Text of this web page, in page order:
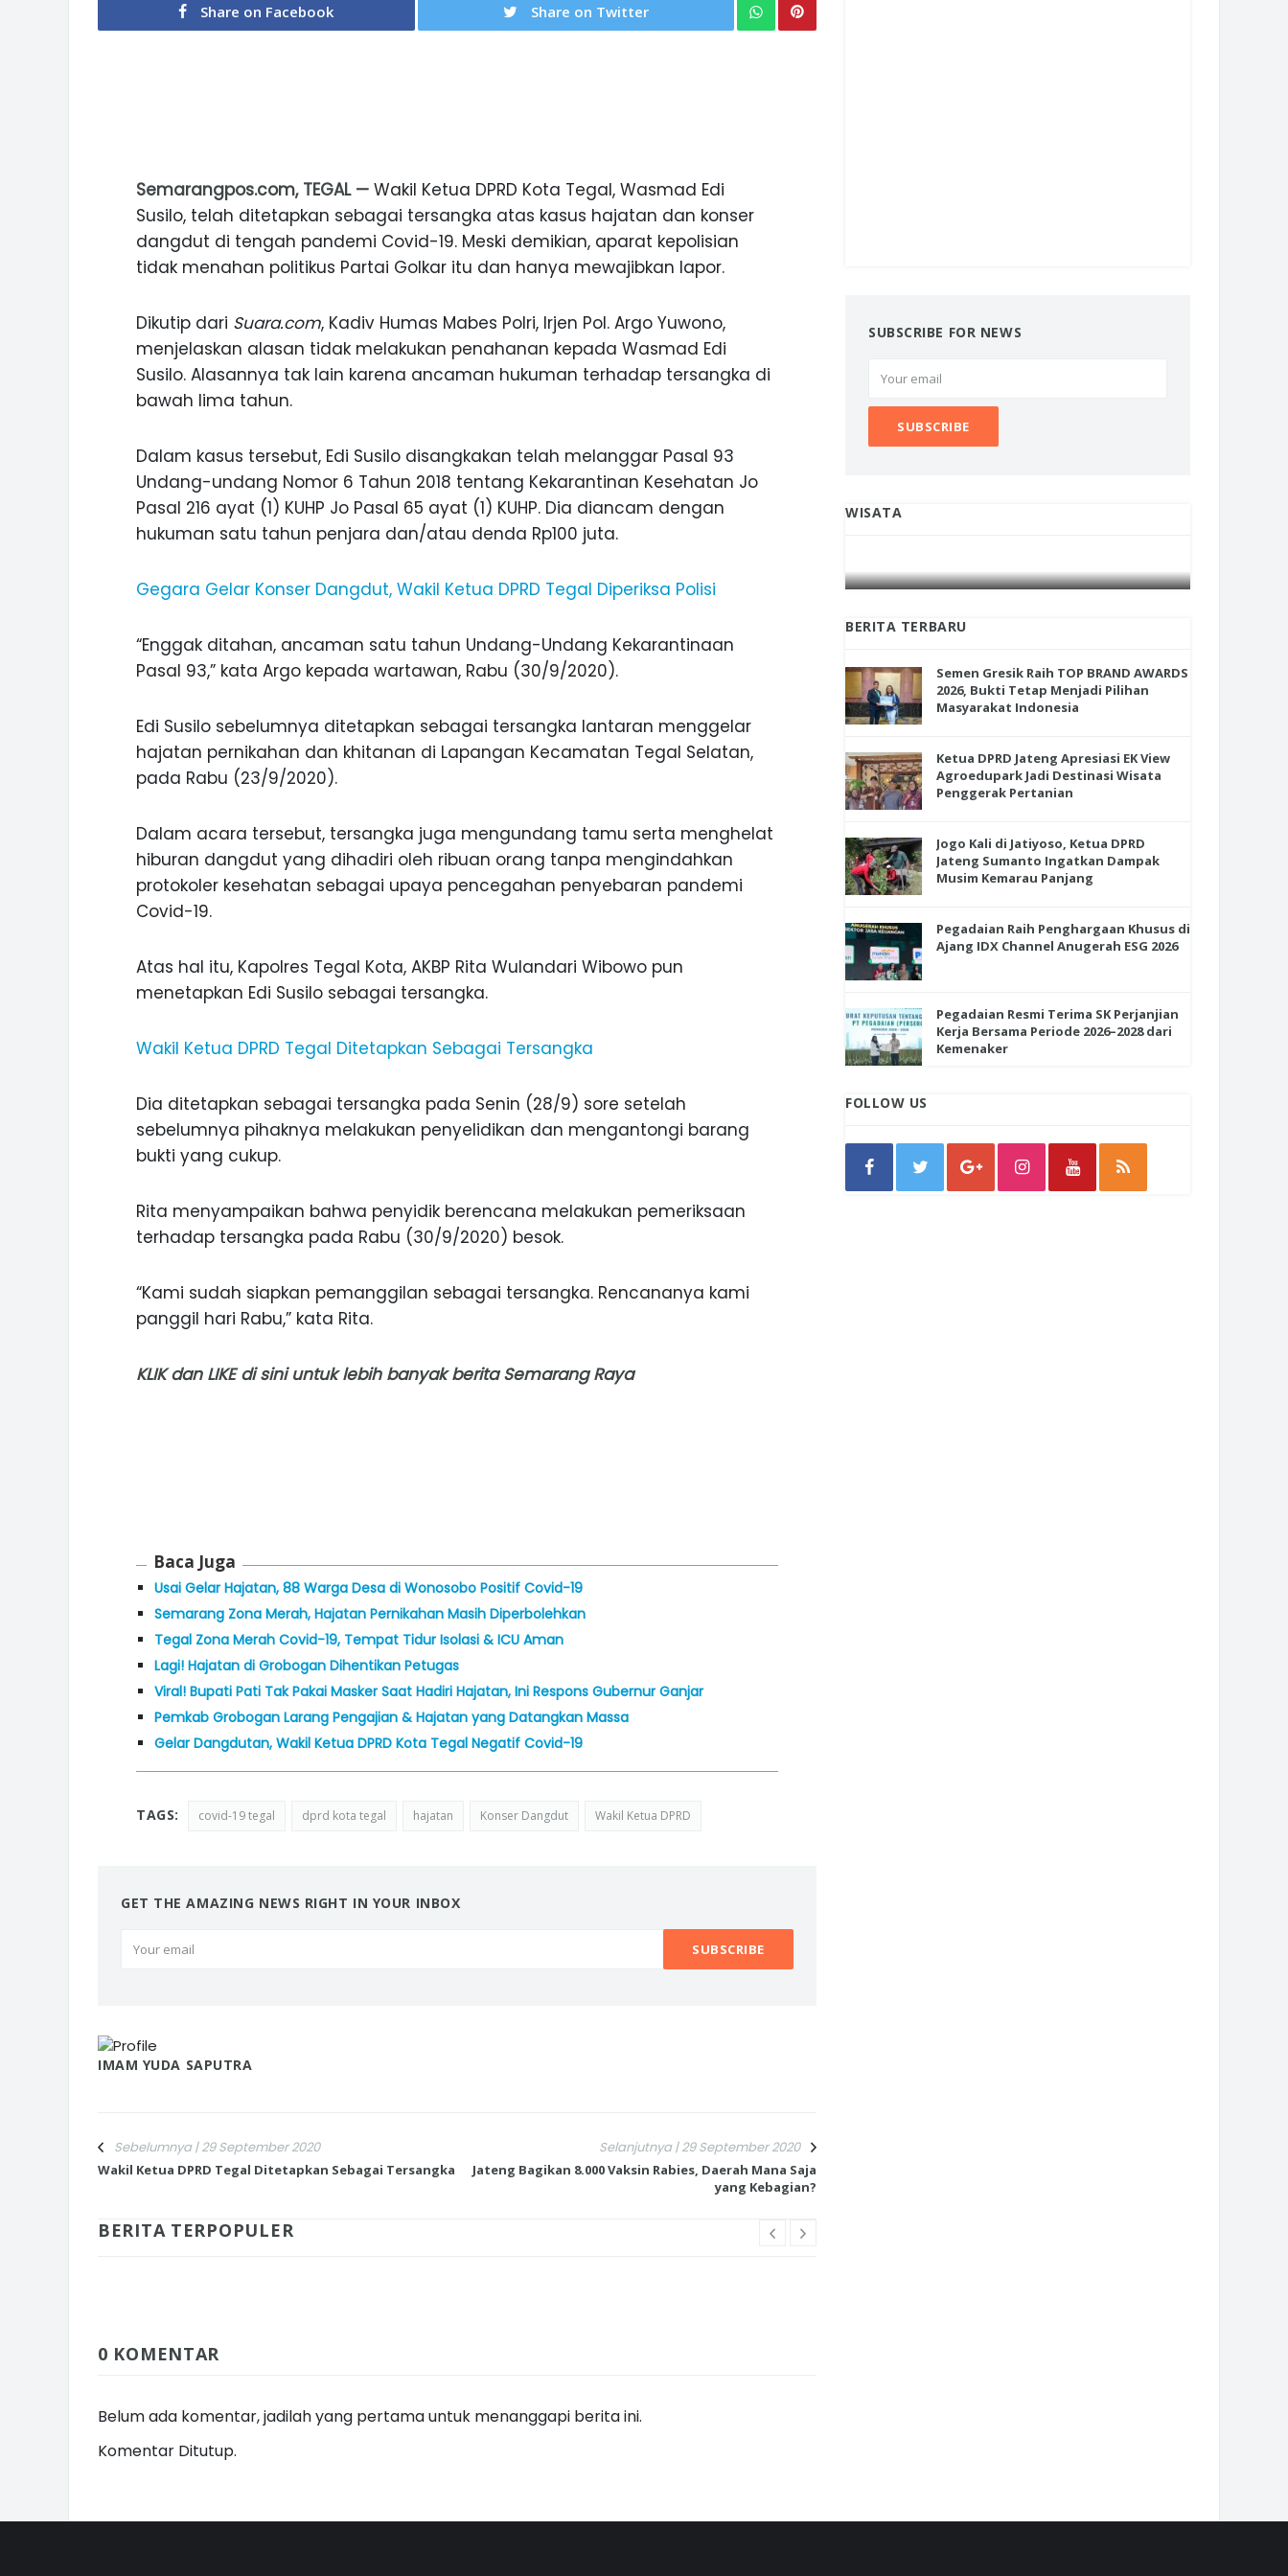
Share on Facebook Share on Twitter
Semarangpos.com, TEGAL — Wakil Ketua DPRD Kota Tegal, Wasmad Edi
Susilo, telah ditetapkan sebagai tersangka atas kasus hajatan dan konser
dangdut di tengah pandemi Covid-19. Meski demikian, aparat kepolisian
tidak menahan politikus Partai Golkar itu dan hanya mewajibkan lapor.
Dikutip dari Suara.com, Kadiv Humas Mabes Polri, Irjen Pol. Argo Yuwono,
menjelaskan alasan tidak melakukan penahanan kepada Wasmad Edi
Susilo. Alasannya tak lain karena ancaman hukuman terhadap tersangka di
bawah lima tahun.
Dalam kasus tersebut, Edi Susilo disangkakan telah melanggar Pasal 93
Undang-undang Nomor 6 Tahun 2018 tentang Kekarantinan Kesehatan Jo
Pasal 216 ayat (1) KUHP Jo Pasal 65 ayat (1) KUHP. Dia diancam dengan
hukuman satu tahun penjara dan/atau denda Rp100 juta.
Gegara Gelar Konser Dangdut, Wakil Ketua DPRD Tegal Diperiksa Polisi
“Enggak ditahan, ancaman satu tahun Undang-Undang Kekarantinaan
Pasal 93,” kata Argo kepada wartawan, Rabu (30/9/2020).
Edi Susilo sebelumnya ditetapkan sebagai tersangka lantaran menggelar
hajatan pernikahan dan khitanan di Lapangan Kecamatan Tegal Selatan,
pada Rabu (23/9/2020).
Dalam acara tersebut, tersangka juga mengundang tamu serta menghelat
hiburan dangdut yang dihadiri oleh ribuan orang tanpa mengindahkan
protokoler kesehatan sebagai upaya pencegahan penyebaran pandemi
Covid-19.
Atas hal itu, Kapolres Tegal Kota, AKBP Rita Wulandari Wibowo pun
menetapkan Edi Susilo sebagai tersangka.
Wakil Ketua DPRD Tegal Ditetapkan Sebagai Tersangka
Dia ditetapkan sebagai tersangka pada Senin (28/9) sore setelah
sebelumnya pihaknya melakukan penyelidikan dan mengantongi barang
bukti yang cukup.
Rita menyampaikan bahwa penyidik berencana melakukan pemeriksaan
terhadap tersangka pada Rabu (30/9/2020) besok.
“Kami sudah siapkan pemanggilan sebagai tersangka. Rencananya kami
panggil hari Rabu,” kata Rita.
KLIKdan LIKEdi sini untuk lebih banyak berita Semarang Raya
Baca Juga
Usai Gelar Hajatan, 88 Warga Desa di Wonosobo Positif Covid-19
Semarang Zona Merah, Hajatan Pernikahan Masih Diperbolehkan
Tegal Zona Merah Covid-19, Tempat Tidur Isolasi & ICU Aman
Lagi! Hajatan di Grobogan Dihentikan Petugas
Viral! Bupati Pati Tak Pakai Masker Saat Hadiri Hajatan, Ini Respons Gubernur Ganjar
Pemkab Grobogan Larang Pengajian & Hajatan yang Datangkan Massa
Gelar Dangdutan, Wakil Ketua DPRD Kota Tegal Negatif Covid-19
TAGS: covid-19 tegal dprd kota tegal hajatan Konser Dangdut Wakil Ketua DPRD
GET THE AMAZING NEWS RIGHT IN YOUR INBOX
IMAM YUDA SAPUTRA
Sebelumnya | 29 September 2020
Wakil Ketua DPRD Tegal Ditetapkan Sebagai Tersangka
Selanjutnya | 29 September 2020
Jateng Bagikan 8.000 Vaksin Rabies, Daerah Mana Saja
yang Kebagian?
BERITA TERPOPULER
0 KOMENTAR
Belum ada komentar, jadilah yang pertama untuk menanggapi berita ini.
Komentar Ditutup.
SUBSCRIBE FOR NEWS
WISATA
INI CARA UMAT KRISTIANI SALATIGA
INI CARA UMAT KRISTIANI SALATIGA
BERITA TERBARU
Semen Gresik Raih TOP BRAND AWARDS
2026, Bukti Tetap Menjadi Pilihan
Masyarakat Indonesia
Ketua DPRD Jateng Apresiasi EK View
Agroedupark Jadi Destinasi Wisata
Penggerak Pertanian
Jogo Kali di Jatiyoso, Ketua DPRD
Jateng Sumanto Ingatkan Dampak
Musim Kemarau Panjang
Pegadaian Raih Penghargaan Khusus di
Ajang IDX Channel Anugerah ESG 2026
Pegadaian Resmi Terima SK Perjanjian
Kerja Bersama Periode 2026–2028 dari
Kemenaker
FOLLOW US